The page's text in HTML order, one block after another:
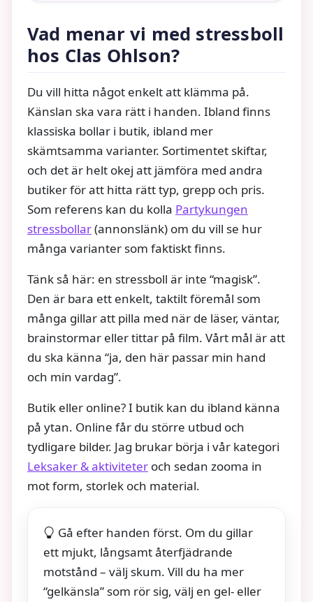
Vad menar vi med stressboll
hos Clas Ohlson?
Du vill hitta något enkelt att klämma på.
Känslan ska vara rätt i handen. Ibland finns
klassiska bollar i butik, ibland mer
skämtsamma varianter. Sortimentet skiftar,
och det är helt okej att jämföra med andra
butiker för att hitta rätt typ, grepp och pris.
Som referens kan du kolla Partykungen
stressbollar(annonslänk) om du vill se hur
många varianter som faktiskt finns.
Tänk så här: en stressboll är inte “magisk”.
Den är bara ett enkelt, taktilt föremål som
många gillar att pilla med när de läser, väntar,
brainstormar eller tittar på film. Vårt mål är att
du ska känna “ja, den här passar min hand
och min vardag”.
Butik eller online? I butik kan du ibland känna
på ytan. Online får du större utbud och
tydligare bilder. Jag brukar börja i vår kategori
Leksaker & aktiviteter och sedan zooma in
mot form, storlek och material.
Gå efter handen först. Om du gillar
ett mjukt, långsamt återfjädrande
motstånd – välj skum. Vill du ha mer
“gelkänsla” som rör sig, välj en gel- eller